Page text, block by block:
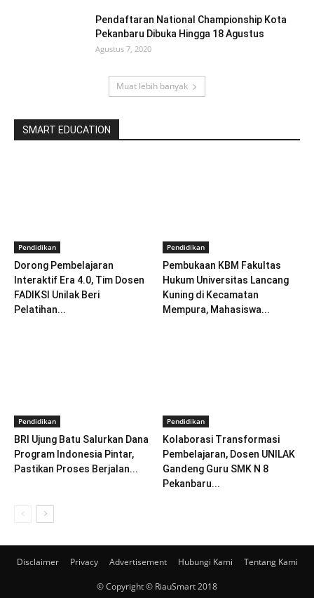
Pendaftaran National Championship Kota
Pekanbaru Dibuka Hingga 18 Agustus
Agustus 7, 2020
Muat lebih banyak
SMART EDUCATION
Pendidikan
Dorong Pembelajaran
Interaktif Era 4.0, Tim Dosen
FADIKSI Unilak Beri
Pelatihan...
Pendidikan
Pembukaan KBM Fakultas
Hukum Universitas Lancang
Kuning di Kecamatan
Mempura, Mahasiswa...
Pendidikan
BRI Ujung Batu Salurkan Dana
Program Indonesia Pintar,
Pastikan Proses Berjalan...
Pendidikan
Kolaborasi Transformasi
Pembelajaran, Dosen UNILAK
Gandeng Guru SMK N 8
Pekanbaru...
Disclaimer Privacy Advertisement Hubungi Kami Tentang Kami
© Copyright © RiauSmart 2018